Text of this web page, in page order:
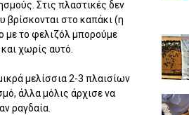
Στις πλαστικές δεν
βρίσκονται στο καπάκι (η
με το φελιζόλ μπορούμε
χωρίς αυτό.
μελίσσια 2-3 πλαισίων
άλλα μόλις άρχισε να
ραγδαία.